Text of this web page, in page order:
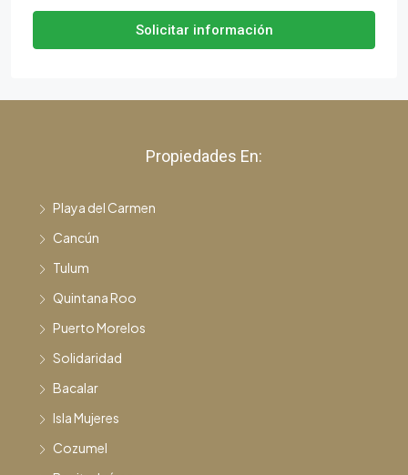
Solicitar información
Propiedades En:
Playa del Carmen
Cancún
Tulum
Quintana Roo
Puerto Morelos
Solidaridad
Bacalar
Isla Mujeres
Cozumel